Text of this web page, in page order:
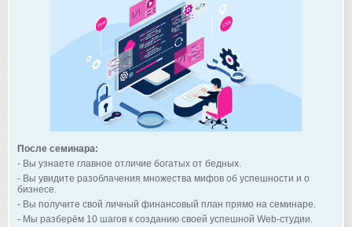
После семинара:
- Вы узнаете главное отличие богатых от бедных.
- Вы увидите разоблачения множества мифов об успешности и о
бизнесе.
- Вы получите свой личный финансовый план прямо на семинаре.
- Мы разберём 10 шагов к созданию своей успешной Web-студии.